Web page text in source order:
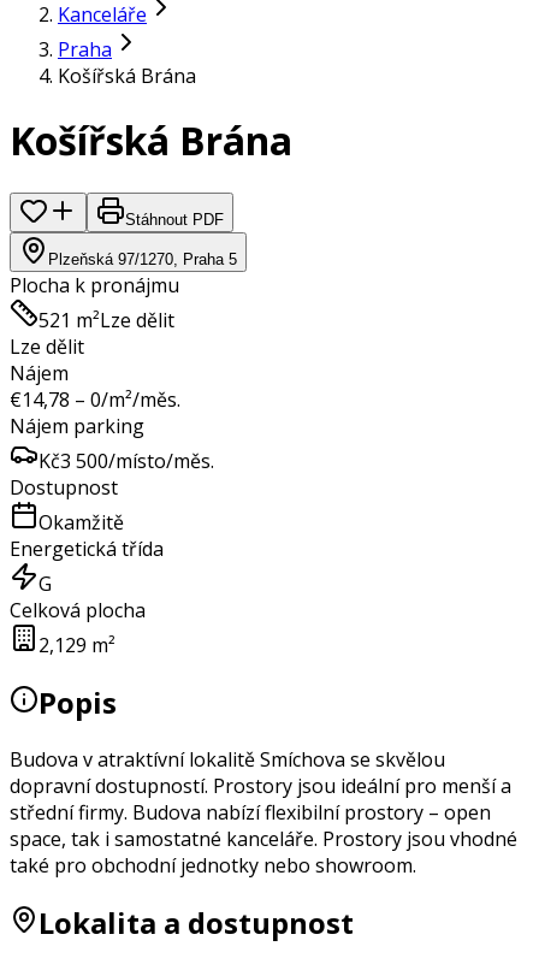
Kanceláře
Praha
Košířská Brána
Košířská Brána
Stáhnout PDF
Plzeňská 97/1270, Praha 5
Plocha k pronájmu
521 m²Lze dělit
Lze dělit
Nájem
€14,78 – 0/m²/měs.
Nájem parking
Kč3 500/místo/měs.
Dostupnost
Okamžitě
Energetická třída
G
Celková plocha
2,129 m²
Popis
Budova v atraktívní lokalitě Smíchova se skvělou
dopravní dostupností. Prostory jsou ideální pro menší a
střední firmy. Budova nabízí flexibilní prostory – open
space, tak i samostatné kanceláře. Prostory jsou vhodné
také pro obchodní jednotky nebo showroom.
Lokalita a dostupnost